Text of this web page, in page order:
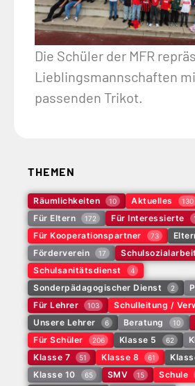
Die Schüler der MFR
Lieblingsmannschaften
passenden Trikot.
THEMEN
Räumlichkeiten 10 Aktuelles 130
Für Eltern 172 Für Interessierte
Für Kooperationspartner 73
Förderverein 17 Schulsozialarbeit
Schulsanitätsdienst 4
Sonderpädagogischer Dienst 2
Für Lehrer 103 Schulleitung /
Unsere Lehrer 6 Beratung 10
Für Schüler 206 Klasse 5 62
Klasse 7 51 Klasse 8 61
Klasse 10 65 SMV 15 Schule